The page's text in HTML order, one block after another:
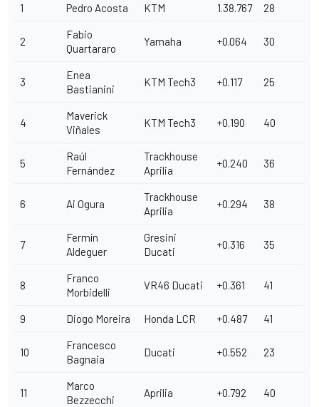
1 Pedro Acosta KTM 1.38.767 28
2
Fabio
Quartararo
Yamaha +0.064 30
3
Enea
Bastianini
KTM Tech3 +0.117 25
4
Maverick
Viñales
KTM Tech3 +0.190 40
5
Raúl
Fernández
Trackhouse
Aprilia
+0.240 36
6 Ai Ogura
Trackhouse
Aprilia
+0.294 38
7
Fermín
Aldeguer
Gresini
Ducati
+0.316 35
8
Franco
Morbidelli
VR46 Ducati +0.361 41
9 Diogo Moreira Honda LCR +0.487 41
10
Francesco
Bagnaia
Ducati +0.552 23
11
Marco
Bezzecchi
Aprilia +0.792 40